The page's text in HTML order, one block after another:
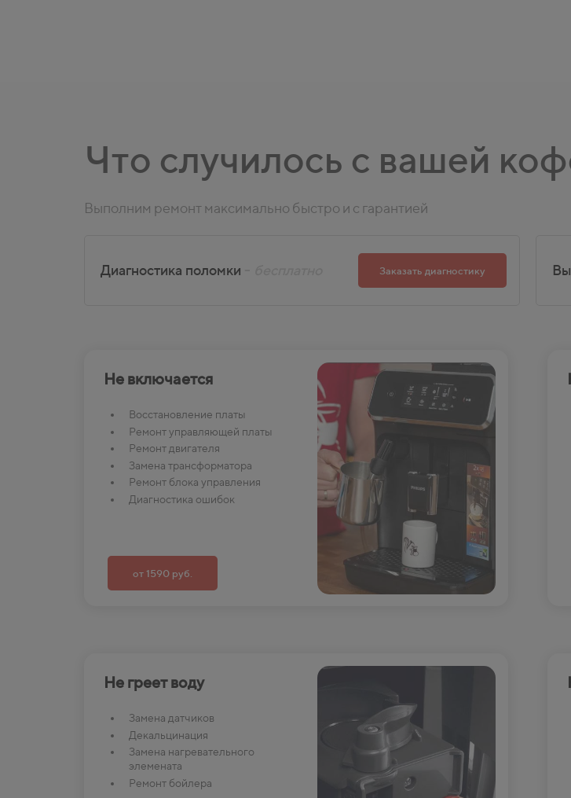
Что случилось с вашей
Выполним ремонт максимально быстро и с гарантией
Диагностика поломки Заказать диагностику
Не включается
Восстановление платы
Ремонт управляющей платы
Ремонт двигателя
Замена трансформатора
Ремонт блока управления
Диагностика ошибок
от 1590 руб.
Не греет воду
Замена датчиков
Декальцинация
Замена нагревательного
элемената
Ремонт бойлера